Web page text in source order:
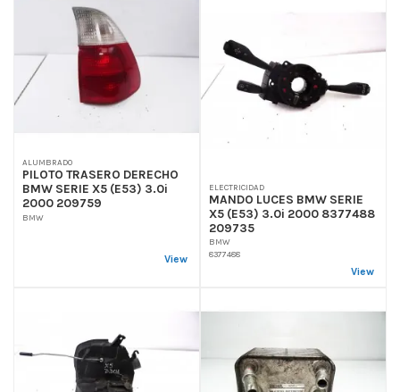
ALUMBRADO
PILOTO TRASERO DERECHO
BMW SERIE X5 (E53) 3.0i
2000 209759
BMW
View
ELECTRICIDAD
MANDO LUCES BMW SERIE
X5 (E53) 3.0i 2000 8377488
209735
BMW
8377488
View